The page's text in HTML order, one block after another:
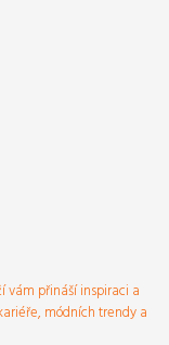
vám přináší inspiraci a
módních trendy a